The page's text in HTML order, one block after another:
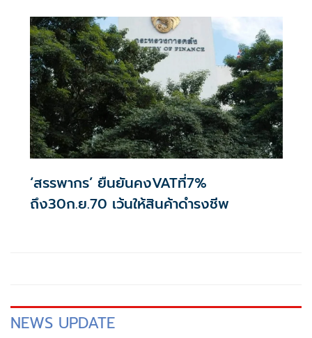
‘สรรพากร’ ยืนยันคงVATที่7%
ถึง30ก.ย.70 เว้นให้สินค้าดำรงชีพ
NEWS UPDATE